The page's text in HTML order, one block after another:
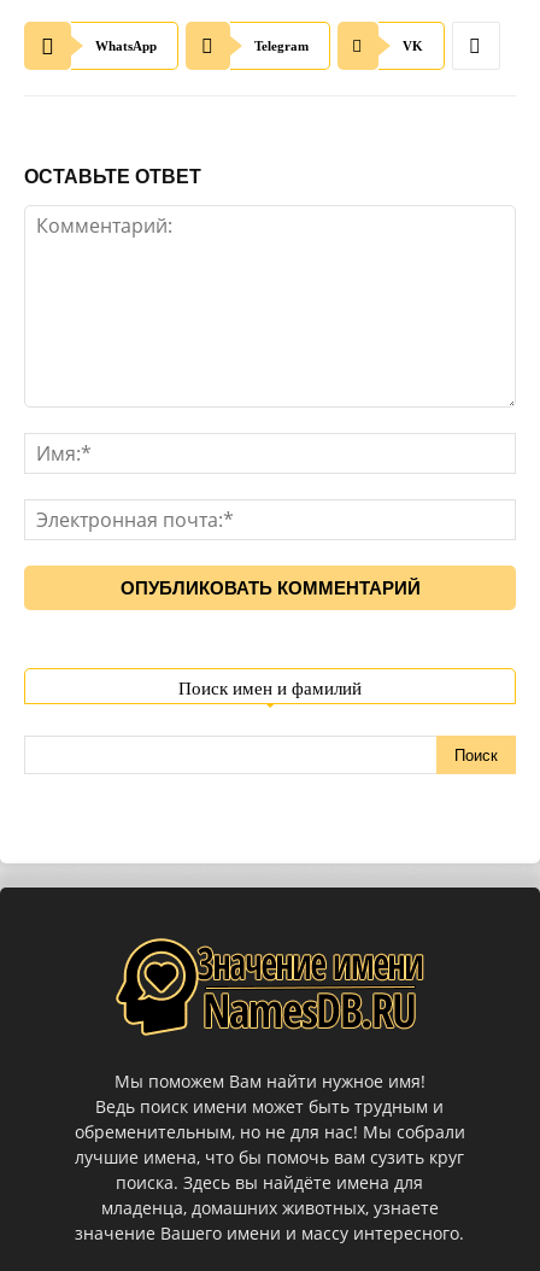
WhatsApp Telegram VK
ОСТАВЬТЕ ОТВЕТ
Поиск имен и фамилий
Мы поможем Вам найти нужное имя!
Ведь поиск имени может быть трудным и
обременительным, но не для нас! Мы собрали
лучшие имена, что бы помочь вам сузить круг
поиска. Здесь вы найдёте имена для
младенца, домашних животных, узнаете
значение Вашего имени и массу интересного.